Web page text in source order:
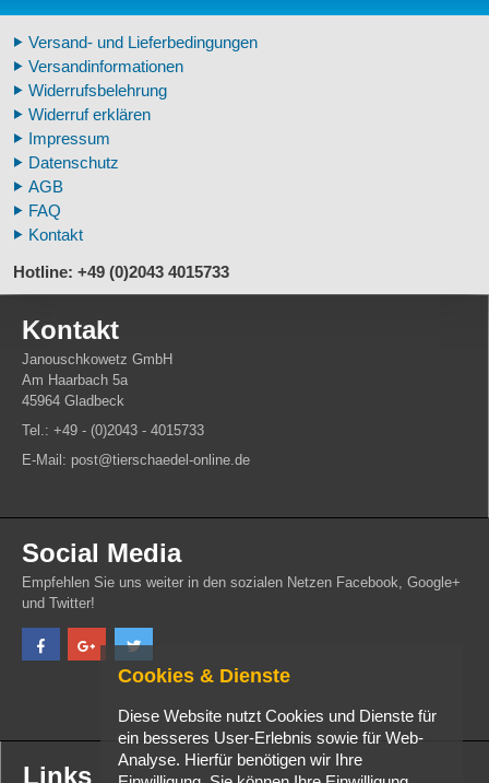
Zähne Warzenschwein
Veterinär - Lehrmittel
Fossilreplikate Mensch
Pferdemähnen
Fußspuren museal
Tierhörner
Versand- und Lieferbedingungen
Versandinformationen
Widerrufsbelehrung
Widerruf erklären
Impressum
Datenschutz
AGB
FAQ
Kontakt
Hotline: +49 (0)2043 4015733
Kontakt
Janouschkowetz GmbH
Am Haarbach 5a
45964 Gladbeck
Tel.: +49 - (0)2043 - 4015733
E-Mail: post@tierschaedel-online.de
Social Media
Empfehlen Sie uns weiter in den sozialen Netzen Facebook, Google+
und Twitter!
Links
Cookies & Dienste
Diese Website nutzt Cookies und Dienste für
ein besseres User-Erlebnis sowie für Web-
Analyse. Hierfür benötigen wir Ihre